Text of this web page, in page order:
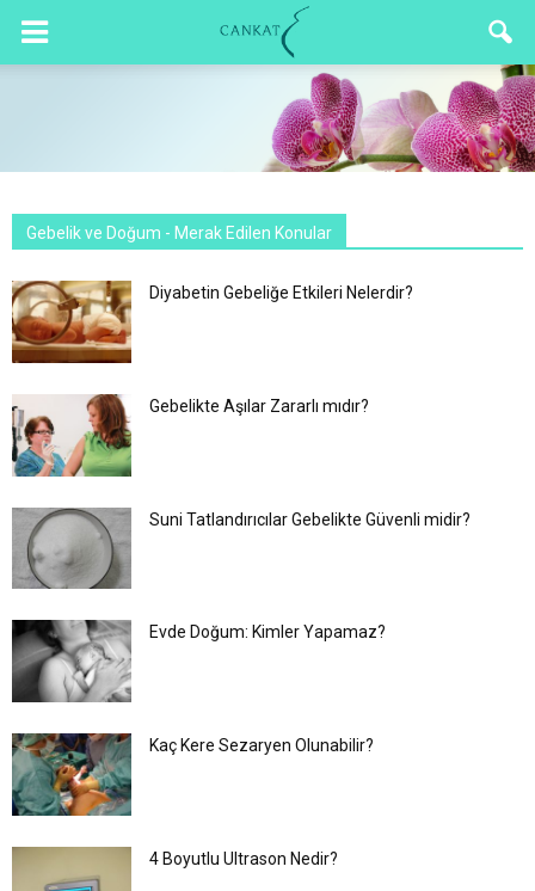
Gebelik ve Doğum - Merak Edilen Konular
Diyabetin Gebeliğe Etkileri Nelerdir?
Gebelikte Aşılar Zararlı mıdır?
Suni Tatlandırıcılar Gebelikte Güvenli midir?
Evde Doğum: Kimler Yapamaz?
Kaç Kere Sezaryen Olunabilir?
4 Boyutlu Ultrason Nedir?